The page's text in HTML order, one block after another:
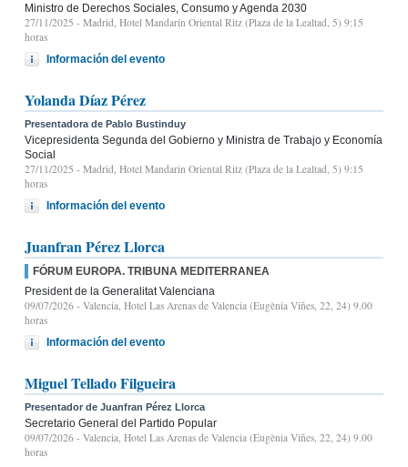
Ministro de Derechos Sociales, Consumo y Agenda 2030
27/11/2025 - Madrid, Hotel Mandarin Oriental Ritz (Plaza de la Lealtad, 5) 9:15
horas
Información del evento
Yolanda Díaz Pérez
Presentadora de Pablo Bustinduy
Vicepresidenta Segunda del Gobierno y Ministra de Trabajo y Economía
Social
27/11/2025 - Madrid, Hotel Mandarin Oriental Ritz (Plaza de la Lealtad, 5) 9:15
horas
Información del evento
Juanfran Pérez Llorca
FÓRUM EUROPA. TRIBUNA MEDITERRANEA
President de la Generalitat Valenciana
09/07/2026 - Valencia, Hotel Las Arenas de Valencia (Eugènia Viñes, 22, 24) 9.00
horas
Información del evento
Miguel Tellado Filgueira
Presentador de Juanfran Pérez Llorca
Secretario General del Partido Popular
09/07/2026 - Valencia, Hotel Las Arenas de Valencia (Eugènia Viñes, 22, 24) 9.00
horas